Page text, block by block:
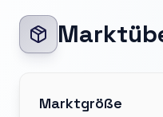
Marktgröße